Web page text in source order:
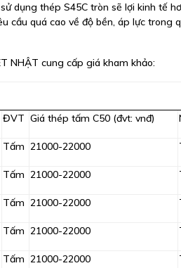
dụng thép S45C tròn sẽ lợi kinh tế
cầu quá cao về độ bền, áp lực trong
NHẬT cung cấp giá kham khảo:
ĐVT Giá thép tấm C50 (đvt: vnđ)
Tấm 21000-22000
Tấm 21000-22000
Tấm 21000-22000
Tấm 21000-22000
Tấm 21000-22000